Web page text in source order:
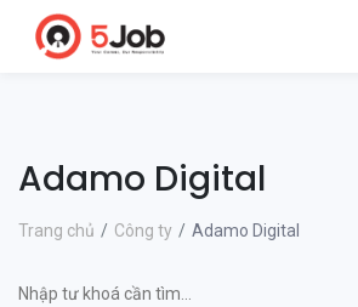
Adamo Digital
Trang chủ Công ty Adamo Digital